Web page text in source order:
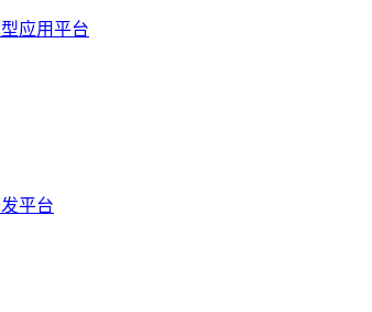
应用平台
平台